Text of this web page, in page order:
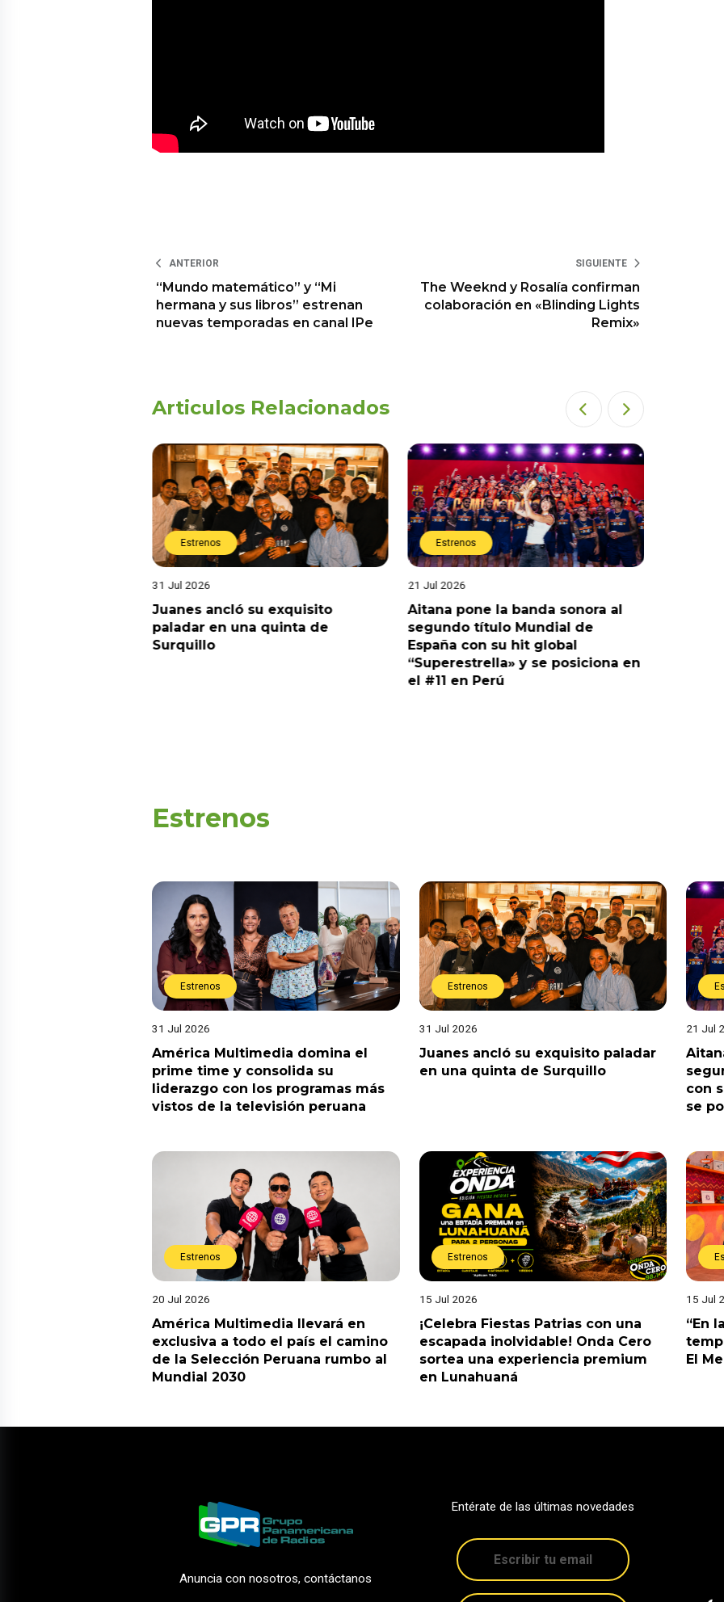
ANTERIOR
“Mundo matemático” y “Mi
hermana y sus libros” estrenan
nuevas temporadas en canal IPe
SIGUIENTE
The Weeknd y Rosalía confirman
colaboración en «Blinding Lights
Remix»
Articulos Relacionados
Estrenos
31 Jul 2026
Juanes ancló su exquisito
paladar en una quinta de
Surquillo
Estrenos
21 Jul 2026
Aitana pone la banda sonora al
segundo título Mundial de
España con su hit global
“Superestrella» y se posiciona en
el #11 en Perú
Estrenos
Estrenos
31 Jul 2026
América Multimedia domina el
prime time y consolida su
liderazgo con los programas más
vistos de la televisión peruana
Estrenos
31 Jul 2026
Juanes ancló su exquisito paladar
en una quinta de Surquillo
21 Jul
con
se
Estrenos
20 Jul 2026
América Multimedia llevará en
exclusiva a todo el país el camino
de la Selección Peruana rumbo al
Mundial 2030
Estrenos
15 Jul 2026
¡Celebra Fiestas Patrias con una
escapada inolvidable! Onda Cero
sortea una experiencia premium
en Lunahuaná
15 Jul
“En
El
Anuncia con nosotros, contáctanos
Entérate de las últimas novedades